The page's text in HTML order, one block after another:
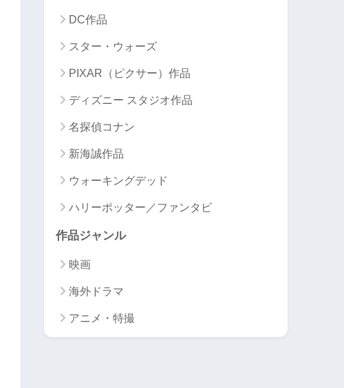
DC作品
スター・ウォーズ
PIXAR（ピクサー）作品
ディズニー スタジオ作品
名探偵コナン
新海誠作品
ウォーキングデッド
ハリーポッター／ファンタビ
作品ジャンル
映画
海外ドラマ
アニメ・特撮